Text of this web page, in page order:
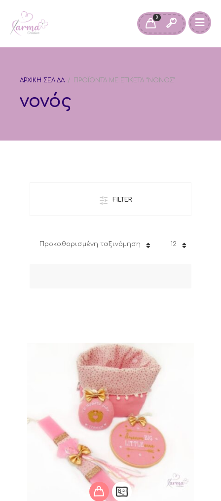
0
ΑΡΧΙΚΉ ΣΕΛΊΔΑ / ΠΡΟΪΌΝΤΑ ΜΕ ΕΤΙΚΈΤΑ “ΝΟΝΌΣ”
νονός
FILTER
12
Προκαθορισμένη ταξινόμηση